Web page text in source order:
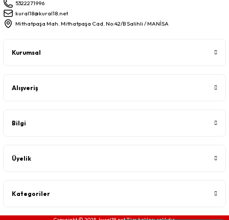
5322271996
kural18@kural18.net
Mithatpaşa Mah. Mithatpaşa Cad. No:42/B Salihli / MANİSA
Kurumsal
Alışveriş
Bilgi
Üyelik
Kategoriler